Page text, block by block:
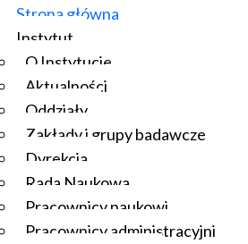
Strona główna
Instytut
O Instytucie
Aktualności
Oddziały
Zakłady i grupy badawcze
Dyrekcja
Rada Naukowa
Pracownicy naukowi
Pracownicy administracyjni